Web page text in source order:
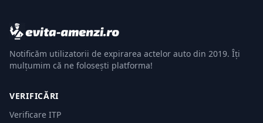
Notificăm utilizatorii de expirarea actelor auto din 2019. Îți
mulțumim că ne folosești platforma!
VERIFICĂRI
Verificare ITP